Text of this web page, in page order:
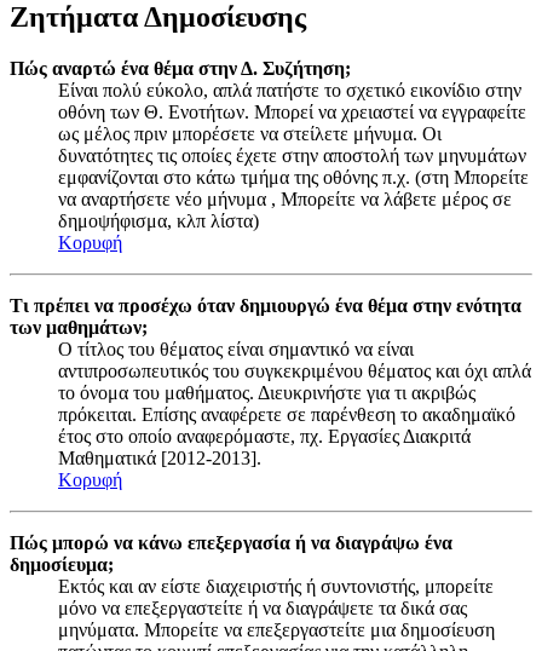
Ζητήματα Δημοσίευσης
Πώς αναρτώ ένα θέμα στην Δ. Συζήτηση;
Είναι πολύ εύκολο, απλά πατήστε το σχετικό εικονίδιο στην
οθόνη των Θ. Ενοτήτων. Μπορεί να χρειαστεί να εγγραφείτε
ως μέλος πριν μπορέσετε να στείλετε μήνυμα. Οι
δυνατότητες τις οποίες έχετε στην αποστολή των μηνυμάτων
εμφανίζονται στο κάτω τμήμα της οθόνης π.χ. (στη Μπορείτε
να αναρτήσετε νέο μήνυμα , Μπορείτε να λάβετε μέρος σε
δημοψήφισμα, κλπ λίστα)
Κορυφή
Τι πρέπει να προσέχω όταν δημιουργώ ένα θέμα στην ενότητα
των μαθημάτων;
Ο τίτλος του θέματος είναι σημαντικό να είναι
αντιπροσωπευτικός του συγκεκριμένου θέματος και όχι απλά
το όνομα του μαθήματος. Διευκρινήστε για τι ακριβώς
πρόκειται. Επίσης αναφέρετε σε παρένθεση το ακαδημαϊκό
έτος στο οποίο αναφερόμαστε, πχ. Εργασίες Διακριτά
Μαθηματικά [2012-2013].
Κορυφή
Πώς μπορώ να κάνω επεξεργασία ή να διαγράψω ένα
δημοσίευμα;
Εκτός και αν είστε διαχειριστής ή συντονιστής, μπορείτε
μόνο να επεξεργαστείτε ή να διαγράψετε τα δικά σας
μηνύματα. Μπορείτε να επεξεργαστείτε μια δημοσίευση